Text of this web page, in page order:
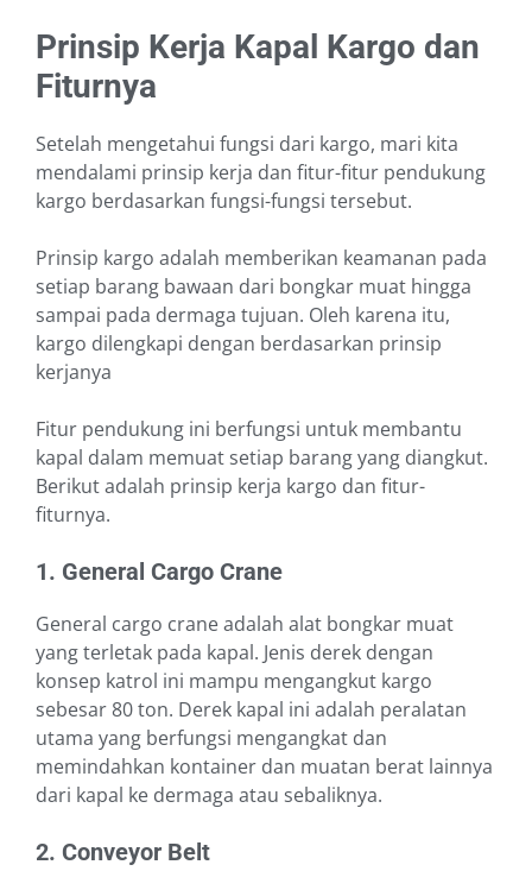
Prinsip Kerja Kapal Kargo dan
Fiturnya
Setelah mengetahui fungsi dari kargo, mari kita
mendalami prinsip kerja dan fitur-fitur pendukung
kargo berdasarkan fungsi-fungsi tersebut.
Prinsip kargo adalah memberikan keamanan pada
setiap barang bawaan dari bongkar muat hingga
sampai pada dermaga tujuan. Oleh karena itu,
kargo dilengkapi dengan berdasarkan prinsip
kerjanya
Fitur pendukung ini berfungsi untuk membantu
kapal dalam memuat setiap barang yang diangkut.
Berikut adalah prinsip kerja kargo dan fitur-
fiturnya.
1. General Cargo Crane
General cargo crane adalah alat bongkar muat
yang terletak pada kapal. Jenis derek dengan
konsep katrol ini mampu mengangkut kargo
sebesar 80 ton. Derek kapal ini adalah peralatan
utama yang berfungsi mengangkat dan
memindahkan kontainer dan muatan berat lainnya
dari kapal ke dermaga atau sebaliknya.
2. Conveyor Belt